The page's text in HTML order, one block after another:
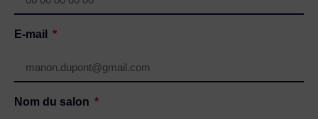
E-mail
Nom du salon